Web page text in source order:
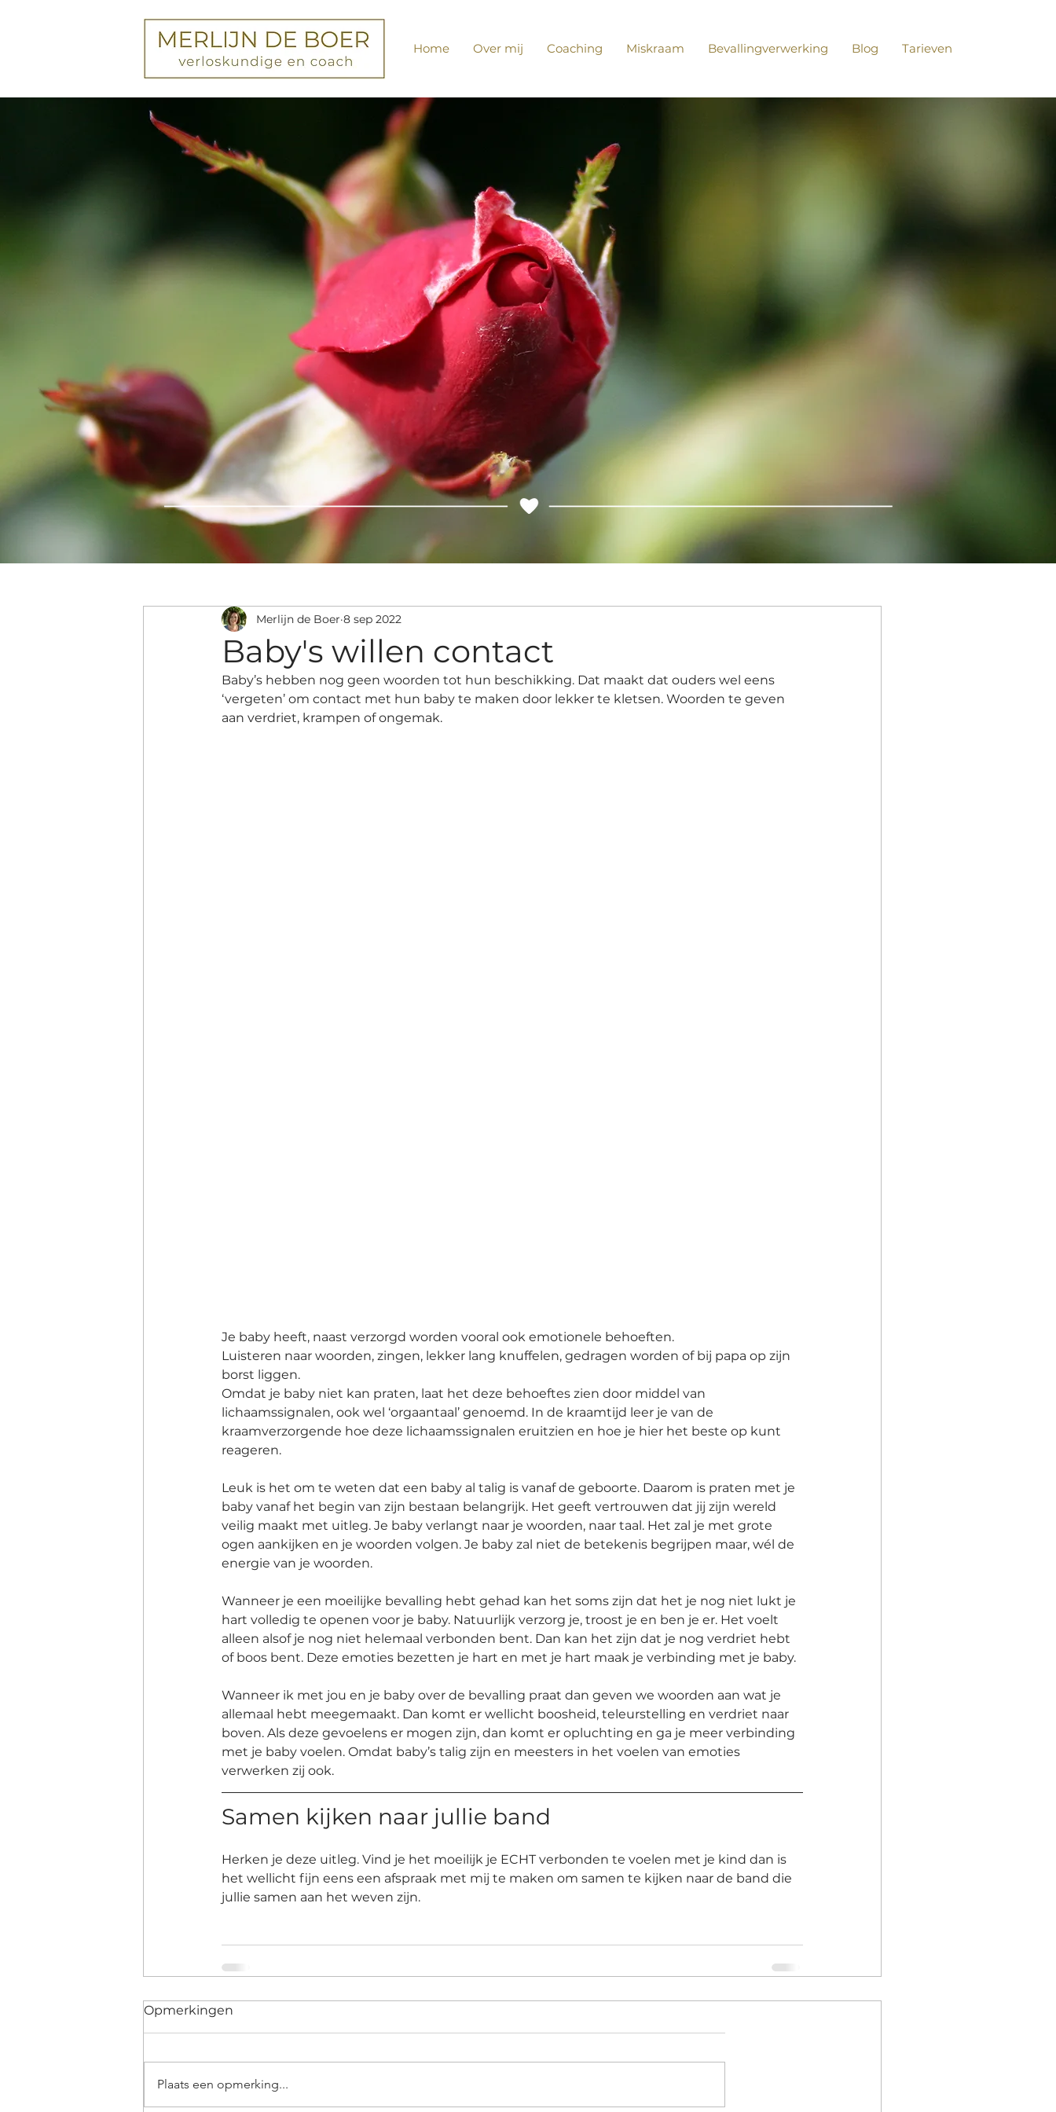
Home Over mij Coaching Miskraam Bevallingverwerking Blog Tarieven
Baby's willen contact
Merlijn de Boer 8 sep 2022
Baby’s hebben nog geen woorden tot hun beschikking. Dat maakt dat ouders wel eens
‘vergeten’ om contact met hun baby te maken door lekker te kletsen. Woorden te geven
aan verdriet, krampen of ongemak.
Je baby heeft, naast verzorgd worden vooral ook emotionele behoeften.
Luisteren naar woorden, zingen, lekker lang knuffelen, gedragen worden of bij papa op zijn
borst liggen.
Omdat je baby niet kan praten, laat het deze behoeftes zien door middel van
lichaamssignalen, ook wel ‘orgaantaal’ genoemd. In de kraamtijd leer je van de
kraamverzorgende hoe deze lichaamssignalen eruitzien en hoe je hier het beste op kunt
reageren.
Leuk is het om te weten dat een baby al talig is vanaf de geboorte. Daarom is praten met je
baby vanaf het begin van zijn bestaan belangrijk. Het geeft vertrouwen dat jij zijn wereld
veilig maakt met uitleg. Je baby verlangt naar je woorden, naar taal. Het zal je met grote
ogen aankijken en je woorden volgen. Je baby zal niet de betekenis begrijpen maar, wél de
energie van je woorden.
Wanneer je een moeilijke bevalling hebt gehad kan het soms zijn dat het je nog niet lukt je
hart volledig te openen voor je baby. Natuurlijk verzorg je, troost je en ben je er. Het voelt
alleen alsof je nog niet helemaal verbonden bent. Dan kan het zijn dat je nog verdriet hebt
of boos bent. Deze emoties bezetten je hart en met je hart maak je verbinding met je baby.
Wanneer ik met jou en je baby over de bevalling praat dan geven we woorden aan wat je
allemaal hebt meegemaakt. Dan komt er wellicht boosheid, teleurstelling en verdriet naar
boven. Als deze gevoelens er mogen zijn, dan komt er opluchting en ga je meer verbinding
met je baby voelen. Omdat baby’s talig zijn en meesters in het voelen van emoties
verwerken zij ook.
Samen kijken naar jullie band
Herken je deze uitleg. Vind je het moeilijk je ECHT verbonden te voelen met je kind dan is
het wellicht fijn eens een afspraak met mij te maken om samen te kijken naar de band die
jullie samen aan het weven zijn.
Opmerkingen
Plaats een opmerking...